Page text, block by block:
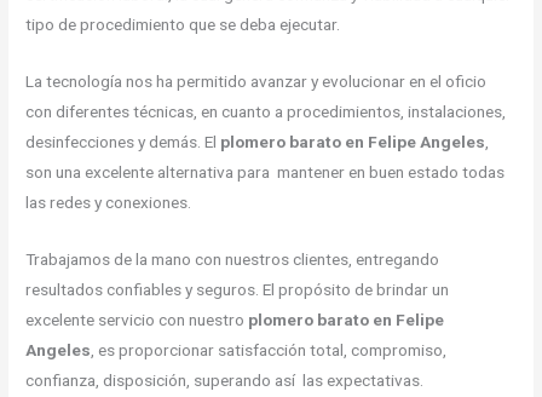
tipo de procedimiento que se deba ejecutar.
La tecnología nos ha permitido avanzar y evolucionar en el oficio
con diferentes técnicas, en cuanto a procedimientos, instalaciones,
desinfecciones y demás. El plomero barato en Felipe Angeles
son una excelente alternativa para mantener en buen estado todas
las redes y conexiones.
Trabajamos de la mano con nuestros clientes, entregando
resultados confiables y seguros. El propósito de brindar un
excelente servicio con nuestro plomero barato en Felipe
Angeles , es proporcionar satisfacción total, compromiso,
confianza, disposición, superando así las expectativas.